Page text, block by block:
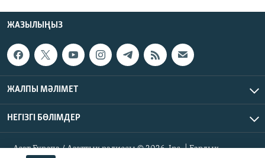
ЖАЗЫЛЫҢЫЗ
ЖАЛПЫ МӘЛІМЕТ
НЕГІЗГІ БӨЛІМДЕР
Азат Еуропа / Азаттық радиосы © 2026, Inc. | Барлық